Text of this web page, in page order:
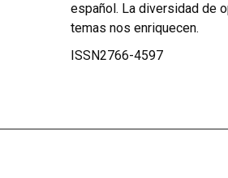
español. La diversidad de
temas nos enriquecen.
ISSN2766-4597